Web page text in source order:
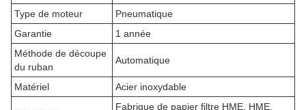
Type de moteur
Pneumatique
Garantie
1 année
Méthode de découpe
du ruban
Automatique
Matériel Acier inoxydable
Fabrique de papier filtre HME, HME,